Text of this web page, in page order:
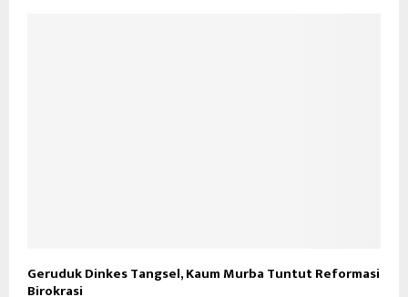
Geruduk Dinkes Tangsel, Kaum Murba Tuntut Reformasi
Birokrasi